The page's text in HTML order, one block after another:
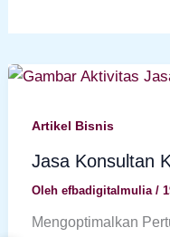
Artikel Bisnis
Jasa Konsultan
Oleh efbadigitalmulia /
Mengoptimalkan